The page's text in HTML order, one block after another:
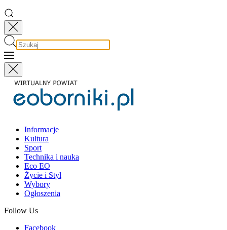
Informacje
Kultura
Sport
Technika i nauka
Eco EO
Życie i Styl
Wybory
Ogłoszenia
Follow Us
Facebook